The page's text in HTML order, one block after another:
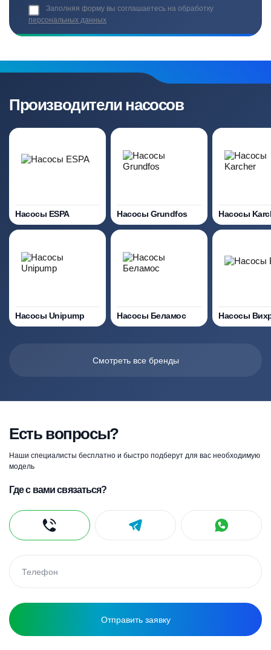
Заполняя форму вы соглашаетесь на обработку
персональных данных
Производители насосов
Насосы ESPA Насосы Grundfos Насосы
Насосы Unipump Насосы Беламос Насосы
Смотреть все бренды
Есть вопросы?
Наши специалисты бесплатно и быстро подберут для вас необходимую
модель
Где с вами связаться?